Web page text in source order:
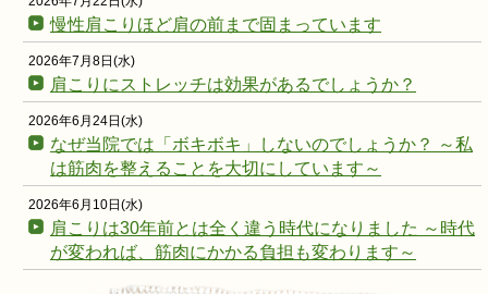
慢性肩こりほど肩の前まで固まっています
2026年7月8日(水)
肩こりにストレッチは効果があるでしょうか？
2026年6月24日(水)
なぜ当院では「ボキボキ」しないのでしょうか？ ～私
は筋肉を整えることを大切にしています～
2026年6月10日(水)
肩こりは30年前とは全く違う時代になりました ～時代
が変われば、筋肉にかかる負担も変わります～